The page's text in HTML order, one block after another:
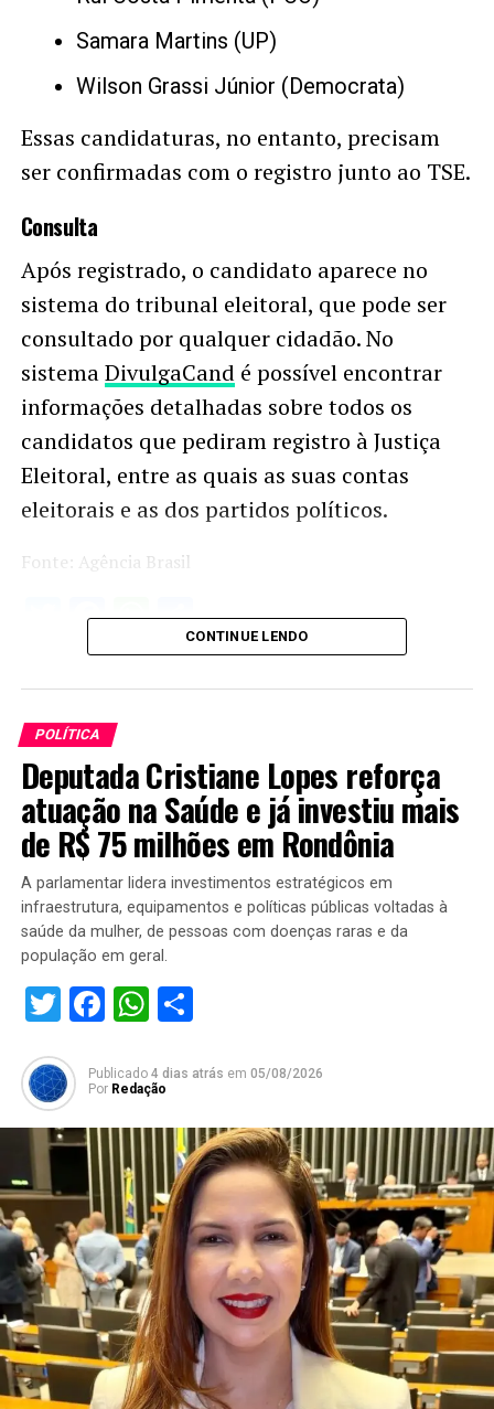
Samara Martins (UP)
Wilson Grassi Júnior (Democrata)
Essas candidaturas, no entanto, precisam
ser confirmadas com o registro junto ao TSE.
Consulta
Após registrado, o candidato aparece no
sistema do tribunal eleitoral, que pode ser
consultado por qualquer cidadão. No
sistemaDivulgaCand é possível encontrar
informações detalhadas sobre todos os
candidatos que pediram registro à Justiça
Eleitoral, entre as quais as suas contas
eleitorais e as dos partidos políticos.
Fonte: Agência Brasil
Twitter
Facebook
WhatsApp
Share
CONTINUE LENDO
POLÍTICA
Deputada Cristiane Lopes reforça
atuação na Saúde e já investiu mais
de R$ 75 milhões em Rondônia
A parlamentar lidera investimentos estratégicos em
infraestrutura, equipamentos e políticas públicas voltadas à
saúde da mulher, de pessoas com doenças raras e da
população em geral.
Twitter
Facebook
WhatsApp
Share
Publicado 4 dias atrás em 05/08/2026
Por Redação